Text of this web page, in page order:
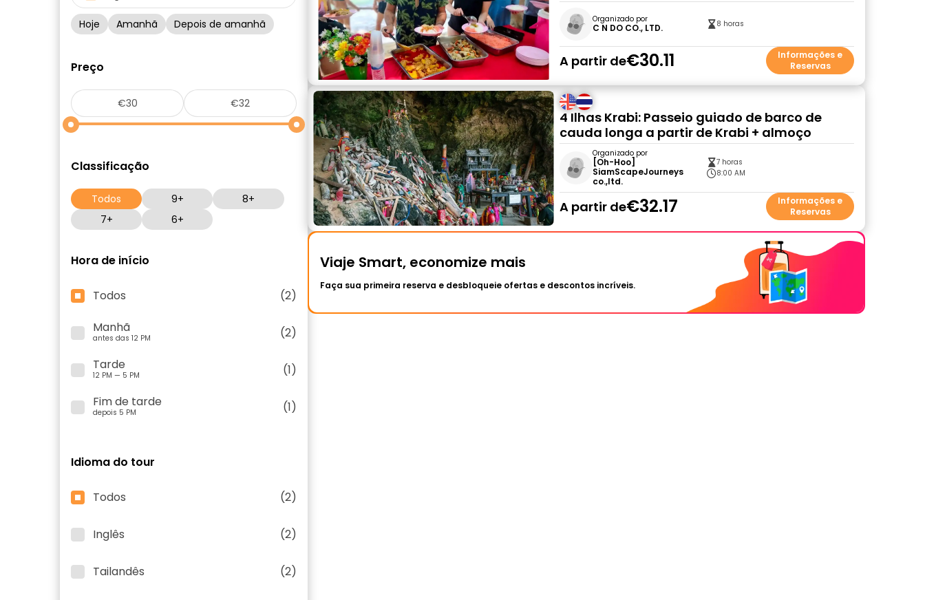
Hoje Amanhã Depois de amanhã
Preço
Classificação
Todos 9+
8+
7+
6+
Hora de início
Todos
(2)
Manhã
antes das 12 PM
(2)
Tarde
12 PM — 5 PM
(1)
Fim de tarde
depois 5 PM (1)
Idioma do tour
Todos (2)
Inglês (2)
Tailandês (2)
Organizado por
C N DO CO., LTD. 8 horas
A partir de€30.11
Informações e
Reservas
4 Ilhas Krabi: Passeio guiado de barco de
cauda longa a partir de Krabi + almoço
Organizado por
[Oh-Hoo]
SiamScapeJourneys
co.,ltd.
7 horas
8:00 AM
A partir de€32.17
Informações e
Reservas
Viaje Smart, economize mais
Faça sua primeira reserva e desbloqueie ofertas e descontos incríveis.